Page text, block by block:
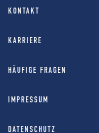
KONTAKT
KARRIERE
HÄUFIGE FRAGEN
IMPRESSUM
DATENSCHUTZ